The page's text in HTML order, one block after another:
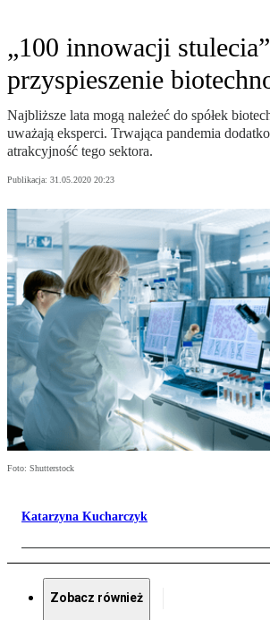
„100 innowacji
przyspieszenie
Najbliższe lata mogą należeć do spółek
uważają eksperci. Trwająca pandemia
atrakcyjność tego sektora.
Publikacja: 31.05.2020 20:23
Foto: Shutterstock
Katarzyna Kucharczyk
Zobacz również